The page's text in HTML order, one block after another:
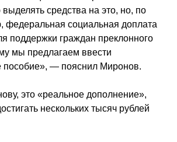
выделять средства на это, но, по
социальная доплата
поддержки граждан преклонного
мы предлагаем ввести
пособие», — пояснил Миронов.
это «реальное дополнение»,
нескольких тысяч рублей